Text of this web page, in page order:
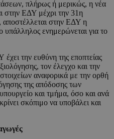
πλήρως ή μερικώς, η νέα
στην ΕΔΥ μέχρι την 31η
αποστέλλεται στην ΕΔΥ η
ενημερώνεται για το
την ευθύνη της εποπτείας
τον έλεγχο και την
αναφορικά με την ορθή
της απόδοσης των
και τμήμα, όσο και ανά
σκόπιμο να υποβάλει και